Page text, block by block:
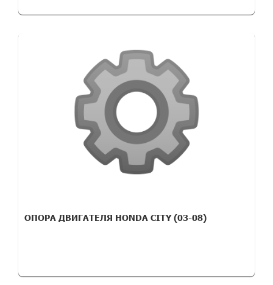
ОПОРА ДВИГАТЕЛЯ HONDA CITY (03-08)